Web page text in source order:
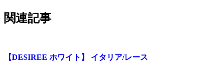
関連記事
【DESIREE ホワイト】 イタリア/レース